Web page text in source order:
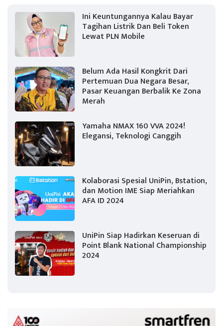
Ini Keuntungannya Kalau Bayar
Tagihan Listrik Dan Beli Token
Lewat PLN Mobile
Belum Ada Hasil Kongkrit Dari
Pertemuan Dua Negara Besar,
Pasar Keuangan Berbalik Ke Zona
Merah
Yamaha NMAX 160 VVA 2024!
Elegansi, Teknologi Canggih
Kolaborasi Spesial UniPin, Bstation,
dan Motion IME Siap Meriahkan
AFA ID 2024
UniPin Siap Hadirkan Keseruan di
Point Blank National Championship
2024